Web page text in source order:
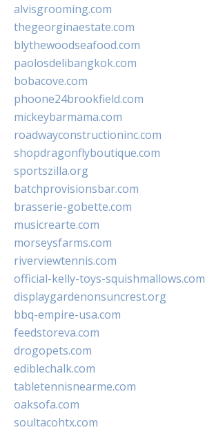
alvisgrooming.com
thegeorginaestate.com
blythewoodseafood.com
paolosdelibangkok.com
bobacove.com
phoone24brookfield.com
mickeybarmama.com
roadwayconstructioninc.com
shopdragonflyboutique.com
sportszilla.org
batchprovisionsbar.com
brasserie-gobette.com
musicrearte.com
morseysfarms.com
riverviewtennis.com
official-kelly-toys-squishmallows.com
displaygardenonsuncrest.org
bbq-empire-usa.com
feedstoreva.com
drogopets.com
ediblechalk.com
tabletennisnearme.com
oaksofa.com
soultacohtx.com